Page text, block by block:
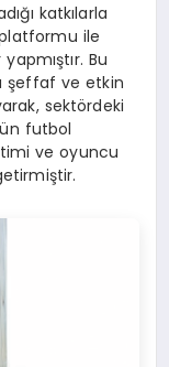
katkılarla
ile
Bu
şeffaf ve etkin
sektördeki
futbol
ve oyuncu